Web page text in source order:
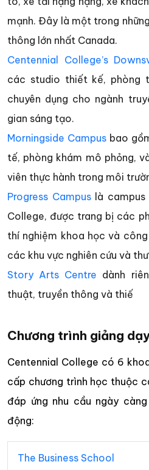
mạnh. Đây là một trong
thông lớn nhất Canada.
Centennial College’s
các studio thiết kế, phòng
chuyên dụng cho ngành
gian sáng tạo.
Morningside Campus bao
tế, phòng khám mô phỏng,
viên thực hành trong môi
Progress Campuslà campus
College, được trang bị các
thí nghiệm khoa học và
các khu vực nghiên cứu và
Story Arts Centre dành
thuật, truyền thông và thiế
Chương trình giảng
Centennial College có 6
cấp chương trình học thuộc
đáp ứng nhu cầu ngày
động:
The Business School